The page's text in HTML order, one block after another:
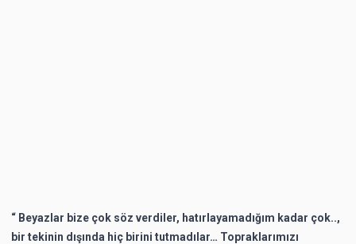
“ Beyazlar bize çok söz verdiler, hatırlayamadığım kadar çok..,
bir tekinin dışında hiç birini tutmadılar… Topraklarımızı